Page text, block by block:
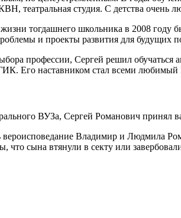
театральная студия. С детства очень
тогдашнего школьника в 2008 году
и проекты развития для будущих
профессии, Сергей решил обучаться
Его наставником стал всеми любимый
ВУЗа, Сергей Романович
Владимир и Людмила
что сына втянули в секту или